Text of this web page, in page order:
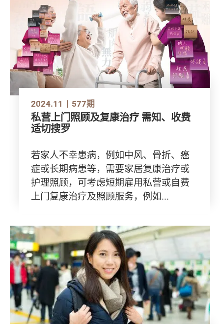
2024.11 577期
私营上门照顾及复康治疗 需知、收费
适切搜罗
若家人不幸患病，例如中风、骨折、癌
症或长期病患等，需要家居复康治疗或
护理照顾，可考虑短期雇用私营或自费
上门复康治疗及照顾服务，例如...